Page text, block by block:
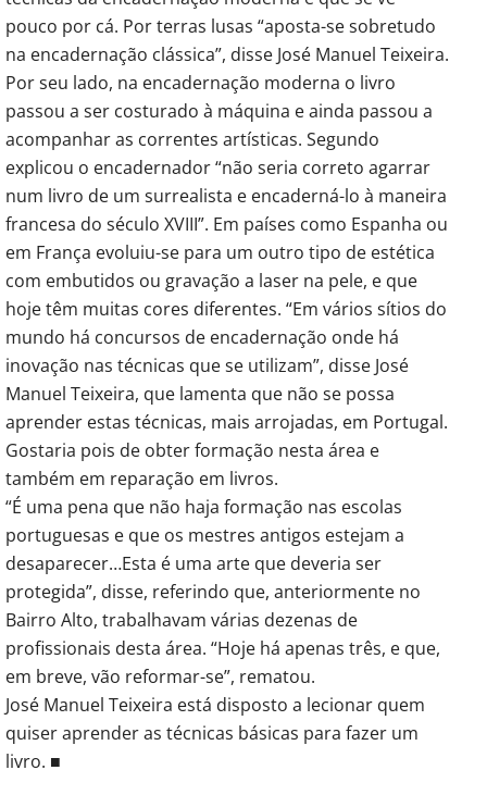
pouco por cá. Por terras lusas “aposta-se sobretudo
na encadernação clássica”, disse José Manuel Teixeira.
Por seu lado, na encadernação moderna o livro
passou a ser costurado à máquina e ainda passou a
acompanhar as correntes artísticas. Segundo
explicou o encadernador “não seria correto agarrar
num livro de um surrealista e encaderná-lo à maneira
francesa do século XVIII”. Em países como Espanha ou
em França evoluiu-se para um outro tipo de estética
com embutidos ou gravação a laser na pele, e que
hoje têm muitas cores diferentes. “Em vários sítios do
mundo há concursos de encadernação onde há
inovação nas técnicas que se utilizam”, disse José
Manuel Teixeira, que lamenta que não se possa
aprender estas técnicas, mais arrojadas, em Portugal.
Gostaria pois de obter formação nesta área e
também em reparação em livros.
“É uma pena que não haja formação nas escolas
portuguesas e que os mestres antigos estejam a
desaparecer…Esta é uma arte que deveria ser
protegida”, disse, referindo que, anteriormente no
Bairro Alto, trabalhavam várias dezenas de
profissionais desta área. “Hoje há apenas três, e que,
em breve, vão reformar-se”, rematou.
José Manuel Teixeira está disposto a lecionar quem
quiser aprender as técnicas básicas para fazer um
livro. ■